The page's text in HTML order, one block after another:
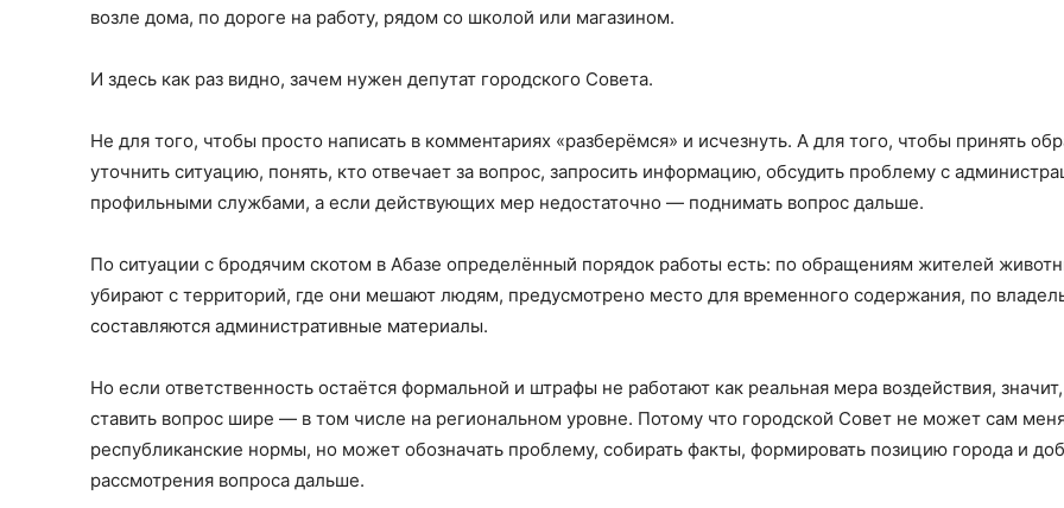
возле дома, по дороге на работу, рядом со школой или магазином.
И здесь как раз видно, зачем нужен депутат городского Совета.
Не для того, чтобы просто написать в комментариях «разберёмся» и исчезнуть. А для того, чтобы принять
уточнить ситуацию, понять, кто отвечает за вопрос, запросить информацию, обсудить проблему с
профильными службами, а если действующих мер недостаточно — поднимать вопрос дальше.
По ситуации с бродячим скотом в Абазе определённый порядок работы есть: по обращениям жителей
убирают с территорий, где они мешают людям, предусмотрено место для временного содержания, по
составляются административные материалы.
Но если ответственность остаётся формальной и штрафы не работают как реальная мера воздействия,
ставить вопрос шире — в том числе на региональном уровне. Потому что городской Совет не может сам
республиканские нормы, но может обозначать проблему, собирать факты, формировать позицию города и
рассмотрения вопроса дальше.